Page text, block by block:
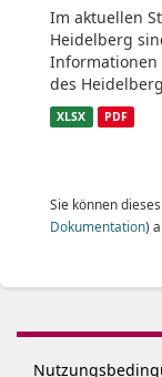
Im aktuellen
Heidelberg
Informationen
des
XLSX PDF
Sie können
Dokumentation)